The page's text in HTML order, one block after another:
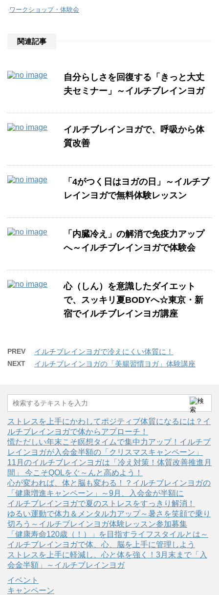
-ワークショップ・体験会
関連記事
自分らしさを回復する「きっと大丈
夫セミナー」～イルチブレインヨガ
イルチブレインヨガで、呼吸から体
質改善
「4がつく日はヨガの日」～イルチブ
レインヨガで無料体験レッスン
「内臓冷え」の解消で免疫力アップ
へ～イルチブレインヨガで体験会
心（しん）を意識したダイエット
で、スッキリ夏BODYへ☆東京・新
宿でイルチブレインヨガ講座
PREV イルチブレインヨガで冷えにくい体質に！
NEXT イルチブレインヨガの「美腸習慣ヨガ」体験講座
ストレスを上手にかわしてポジティブ体質になるには？イ
ルチブレインヨガで体からアプローチ！
慌ただしい年末こそ瞑想タイムで集中力アップ！イルチブ
レインヨガが入会金半額の「クリスマスキャンペーン」
11月のイルチブレインヨガは「冷え対策！体質改善推進月
間」 今こそQOLをぐ～んと高めよう！
心が変われば、体と脳も変わる！？イルチブレインヨガの
「健康増進キャンペーン」～9月、入会金が半額に
イルチブレインヨガで夏のストレスをすっきり解消！
ゆるい運動で体力＆メンタル力アップ～暑さを笑顔で乗り
切ろう～イルチブレインヨガ体験レッスン参加募集
「健康寿命120歳（！）」を目指すライフスタイルとは～
イルチブレインヨガで体、心、脳を上手に管理しよう
ストレスを上手に軽減し、心と体を強く！3月末まで「入
会金半額」～イルチブレインヨガ
イベント
キャンペーン